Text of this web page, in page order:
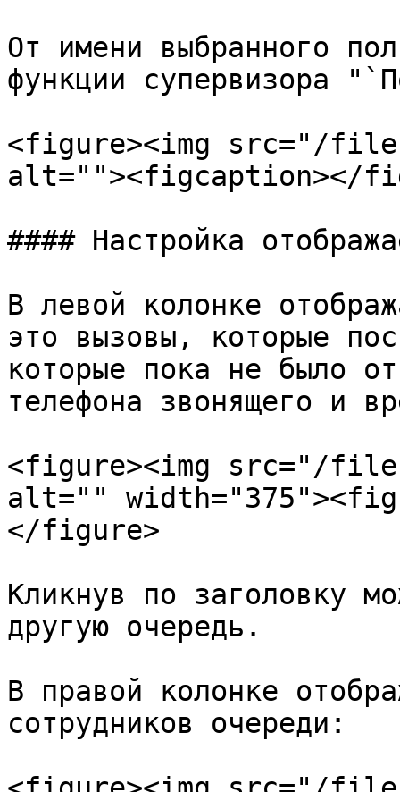
От имени выбранного
функции супервизора
<figure><img src="/files/
alt=""><figcaption></
#### Настройка
В левой колонке
это вызовы, которые
которые пока не было
телефона звонящего и
<figure><img src="/files/
alt=""
</figure>
Кликнув по заголовку
другую очередь.
В правой колонке
сотрудников очереди: